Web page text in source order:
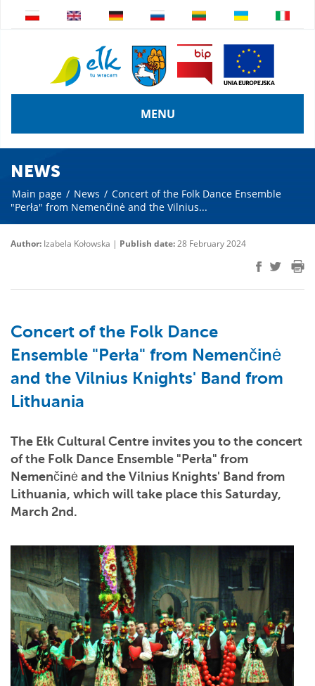
MENU
NEWS
Main page / News / Concert of the Folk Dance Ensemble
"Perła" from Nemenčinė and the Vilnius...
Author: Izabela Kołowska | Publish date:28 February 2024
Concert of the Folk Dance
Ensemble "Perła" from Nemenčinė
and the Vilnius Knights' Band from
Lithuania
The Ełk Cultural Centre invites you to the concert
of the Folk Dance Ensemble "Perła" from
Nemenčinė and the Vilnius Knights' Band from
Lithuania, which will take place this Saturday,
March 2nd.